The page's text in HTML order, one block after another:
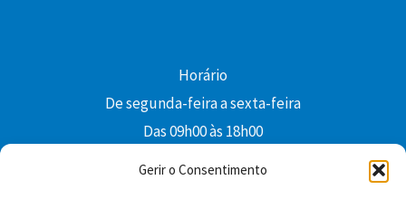
Gerir o Consentimento
Horário
De segunda-feira a sexta-feira
Das 09h00 às 18h00